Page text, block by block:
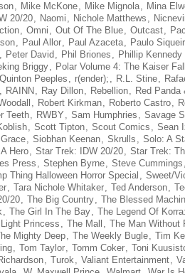
, Mike McKone, Mike Mignola, Mina
20/20, Naomi , Nichole Matthews ,
, Omni , Out Of The Blue, Outcast,
, Paul Allor, Paul Azaceta, Paulo
, Peter David , Phil Briones , Phillip
Briggy, Polar Volume 4: The Kaiser
Quinton Peeples , r(ender); , R.L. Stine,
, RAINN , Ray Dillon, Rebellion, Red Panda
, Robert Kirkman, Roberto Castro,
Teeth, RWBY , Sam Humphries , Savage
, Scott Tipton, Scout Comics , Sean
, Siobhan Keenan, Skrulls , Solo: A
Hero, Star Trek: IDW 20/20, Star Trek:
Press , Stephen Byrne, Steve Cummings
Thing Halloween Horror Special , Sweet/
, Tara Nichole Whitaker, Ted Anderson,
20, The Big Country, The Blessed
, The Girl In The Bay, The Legend Of
Princess , The Mall , The Man Without
Mighty Deep, The Weekly Bugle, Tim
, Tom Taylor, Tomm Coker, Toni
, Turok, Valiant Entertainment,